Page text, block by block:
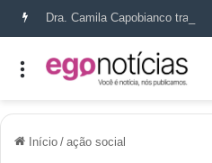
Início / ação social